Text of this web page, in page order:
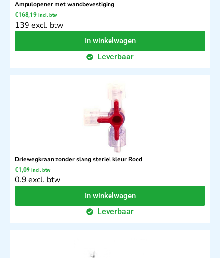
Ampulopener met wandbevestiging
€168,19 incl. btw
139 excl. btw
In winkelwagen
Leverbaar
Driewegkraan zonder slang steriel kleur Rood
€1,09 incl. btw
0.9 excl. btw
In winkelwagen
Leverbaar